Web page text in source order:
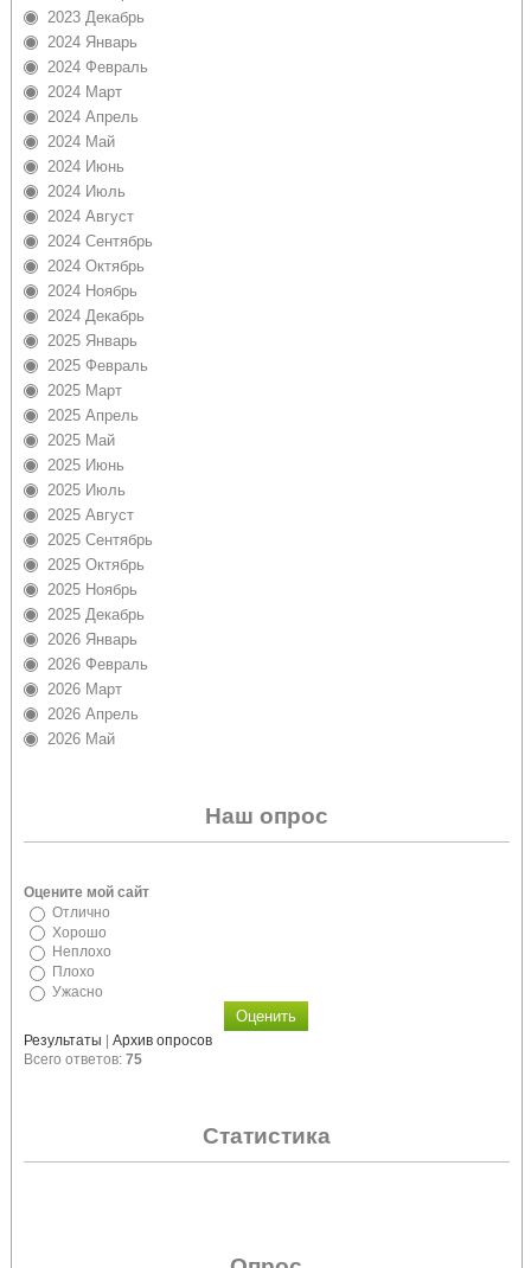
2023 Декабрь
2024 Январь
2024 Февраль
2024 Март
2024 Апрель
2024 Май
2024 Июнь
2024 Июль
2024 Август
2024 Сентябрь
2024 Октябрь
2024 Ноябрь
2024 Декабрь
2025 Январь
2025 Февраль
2025 Март
2025 Апрель
2025 Май
2025 Июнь
2025 Июль
2025 Август
2025 Сентябрь
2025 Октябрь
2025 Ноябрь
2025 Декабрь
2026 Январь
2026 Февраль
2026 Март
2026 Апрель
2026 Май
Наш опрос
Оцените мой сайт
Отлично
Хорошо
Неплохо
Плохо
Ужасно
Результаты | Архив опросов
Всего ответов: 75
Статистика